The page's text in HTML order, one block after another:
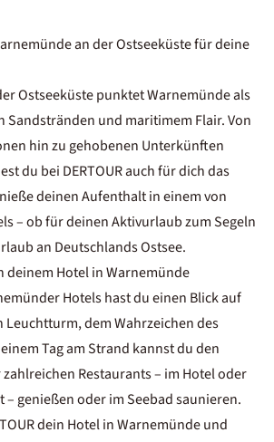
an der Ostseeküste für deine
Ostseeküste punktet Warnemünde als
Sandstränden und maritimem Flair. Von
hin zu gehobenen Unterkünften
du bei DERTOUR auch für dich das
deinen Aufenthalt in einem von
– ob für deinenAktivurlaubzum Segeln
an DeutschlandsOstsee.
deinem Hotel in Warnemünde
Hotels hast du einen Blick auf
Leuchtturm, dem Wahrzeichen des
Tag am Strand kannst du den
Restaurants – im Hotel oder
– genießen oder im Seebad saunieren.
dein Hotel in Warnemünde und